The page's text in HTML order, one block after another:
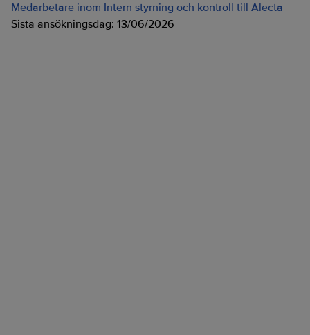
Medarbetare inom Intern styrning och kontroll till Alecta
Sista ansökningsdag: 13/06/2026